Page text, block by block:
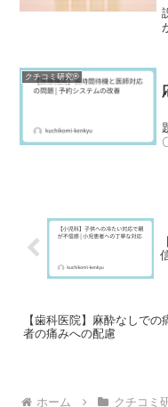
クチコミ研究®
【歯科医院】麻酔なしでの
者の痛みへの配慮
ホーム クチコミ